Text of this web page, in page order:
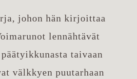
johon hän kirjoittaa
lennähtävät
taivaan
välkkyen puutarhaan